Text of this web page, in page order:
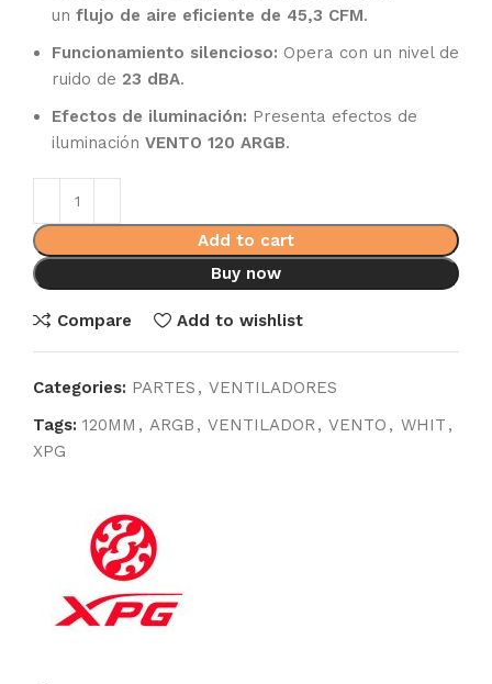
un flujo de aire eficiente de 45,3 CFM.
Funcionamiento silencioso: Opera con un nivel de
ruido de 23 dBA.
Efectos de iluminación: Presenta efectos de
iluminación VENTO 120 ARGB.
Add to cart
Buy now
Compare Add to wishlist
Categories: PARTES , VENTILADORES
Tags: 120MM , ARGB , VENTILADOR, VENTO , WHIT ,
XPG